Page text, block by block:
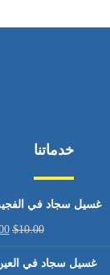
خدماتنا
غسيل سجاد في الفجيرة
$10.00
غسيل سجاد في العين